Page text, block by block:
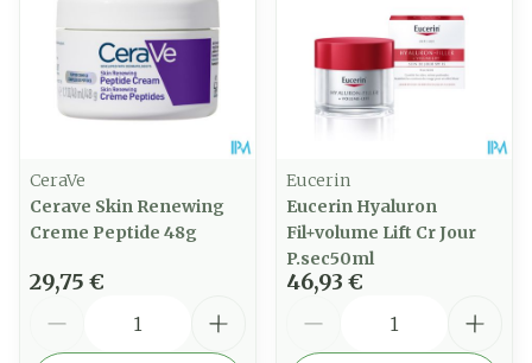
CeraVe
Cerave Skin Renewing
Creme Peptide 48g
29,75 €
Eucerin
Eucerin Hyaluron
Fil+volume Lift Cr Jour
P.sec50ml
46,93 €